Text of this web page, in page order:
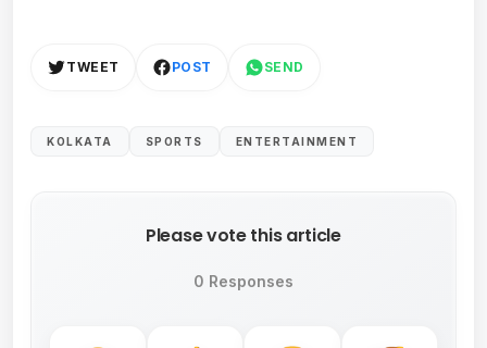
TWEET POST SEND
KOLKATA SPORTS ENTERTAINMENT
Please vote this article
0 Responses